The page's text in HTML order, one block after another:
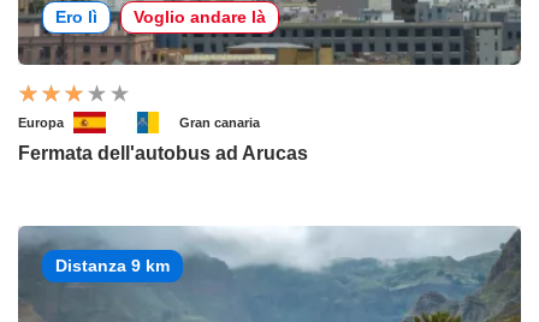
Ero lì Voglio andare là
Europa Gran canaria
Fermata dell'autobus ad Arucas
Distanza 9 km